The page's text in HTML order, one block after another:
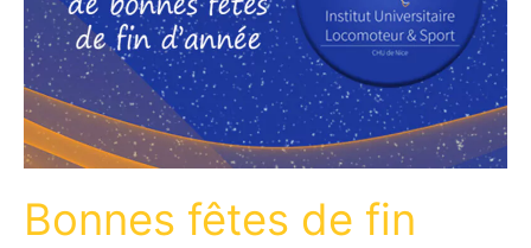
Bonnes fêtes de fin